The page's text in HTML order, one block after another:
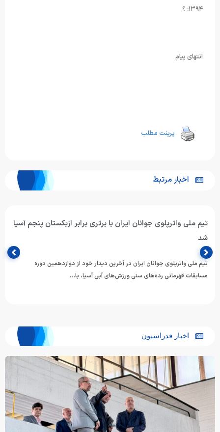
۱۳۹۴: ؟
انتهای پیام
پرینت مطلب
اخبار مرتبط
تیم ملی واترپلوی جوانان ایران با برتری برابر ازبکستان پنجم آسیا
شد
تیم ملی واترپلوی جوانان ایران در آخرین دیدار خود از دوازدهمین دوره
مسابقات قهرمانی رده‌های سنی ورزش‌های آبی آسیا، با…
اخبار فدراسیون